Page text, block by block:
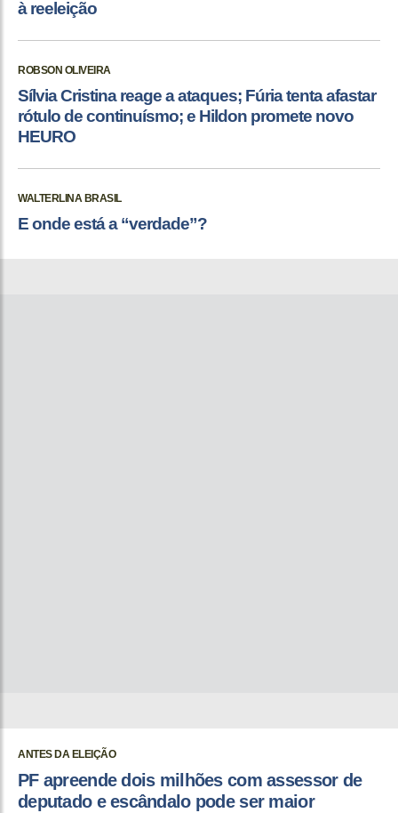
à reeleição
ROBSON OLIVEIRA
Sílvia Cristina reage a ataques; Fúria tenta afastar
rótulo de continuísmo; e Hildon promete novo
HEURO
WALTERLINA BRASIL
E onde está a “verdade”?
ANTES DA ELEIÇÃO
PF apreende dois milhões com assessor de
deputado e escândalo pode ser maior